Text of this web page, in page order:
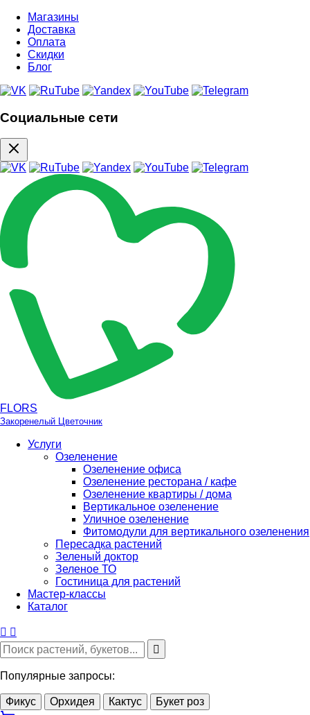
Магазины
Доставка
Оплата
Скидки
Блог
Социальные сети
FLORS
Закоренелый Цветочник
Услуги
Озеленение
Озеленение офиса
Озеленение ресторана / кафе
Озеленение квартиры / дома
Вертикальное озеленение
Уличное озеленение
Фитомодули для вертикального озеленения
Пересадка растений
Зеленый доктор
Зеленое ТО
Гостиница для растений
Мастер-классы
Каталог
Популярные запросы:
Фикус Орхидея Кактус
Букет роз